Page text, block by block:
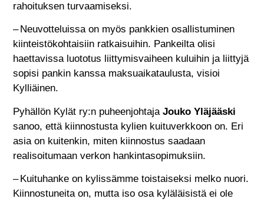
rahoituksen turvaamiseksi.
– Neuvotteluissa on myös pankkien osallistuminen
kiinteistökohtaisiin ratkaisuihin. Pankeilta olisi
haettavissa luototus liittymisvaiheen kuluihin ja liittyjä
sopisi pankin kanssa maksuaikataulusta, visioi
Kylliäinen.
Pyhällön Kylät ry:n puheenjohtajaJouko Yläjääski
sanoo, että kiinnostusta kylien kuituverkkoon on. Eri
asia on kuitenkin, miten kiinnostus saadaan
realisoitumaan verkon hankintasopimuksiin.
– Kuituhanke on kylissämme toistaiseksi melko nuori.
Kiinnostuneita on, mutta iso osa kyläläisistä ei ole